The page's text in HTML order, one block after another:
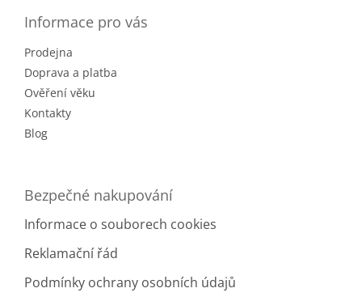
Informace pro vás
Prodejna
Doprava a platba
Ověření věku
Kontakty
Blog
Bezpečné nakupování
Informace o souborech cookies
Reklamační řád
Podmínky ochrany osobních údajů